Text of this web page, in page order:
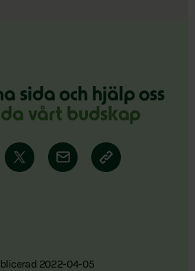
sida och hjälp oss
vårt budskap
2022-04-05